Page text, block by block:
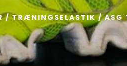
/TRÆNINGSELASTIK/ ASG